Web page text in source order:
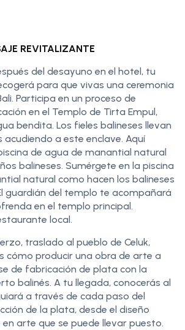
REVITALIZANTE
del desayuno en el hotel, tu
para que vivas una ceremonia
Participa en un proceso de
en el Templo de Tirta Empul,
bendita. Los fieles balineses llevan
acudiendo a este enclave. Aquí
de agua de manantial natural
balineses. Sumérgete en la piscina
natural como hacen los balineses
guardián del templo te acompañará
en el templo principal.
local.
traslado al pueblo de Celuk,
cómo producir una obra de arte a
de fabricación de plata con la
balinés. A tu llegada, conocerás al
a través de cada paso del
de la plata, desde el diseño
arte que se puede llevar puesto.